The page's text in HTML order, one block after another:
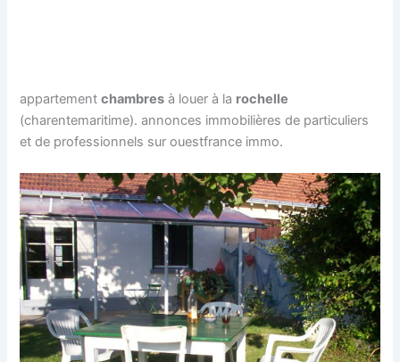
appartementchambres à louer à la rochelle
(charentemaritime). annonces immobilières de particuliers
et de professionnels sur ouestfrance immo.